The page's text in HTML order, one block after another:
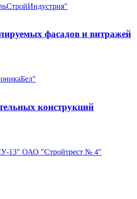
фасадов и витражей
конструкций
13" ОАО "Стройтрест № 4"